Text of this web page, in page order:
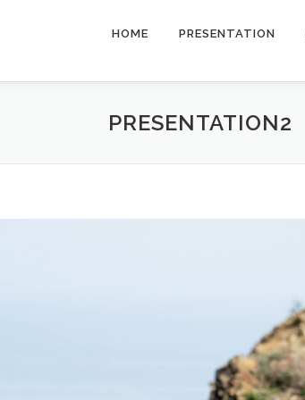
HOME PRESENTATION
PRESENTATION2